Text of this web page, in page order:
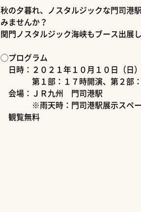
秋の夕暮れ、ノスタルジックな門司港
みませんか？
関門ノスタルジック海峡もブース出展
◯プログラム
日時：２０２１年１０月１０日（日）
第１部：１７時開演、第２部：
会場：ＪＲ九州 門司港駅
※雨天時：門司港駅展示スペ
観覧無料